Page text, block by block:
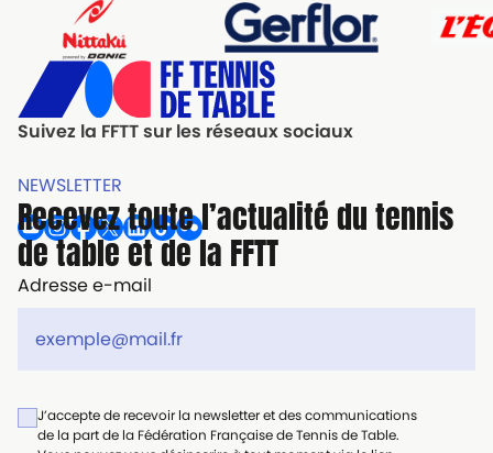
Suivez la FFTT sur les réseaux sociaux
NEWSLETTER
Recevez toute l’actualité du tennis
de table et de la FFTT
Adresse e-mail
J’accepte de recevoir la newsletter et des communications
de la part de la Fédération Française de Tennis de Table.